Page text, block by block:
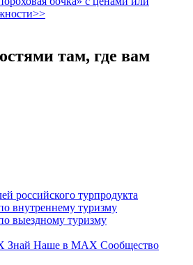
там, где вам
российского турпродукта
внутреннему туризму
выездному туризму
Знай Наше в MAX Сообщество